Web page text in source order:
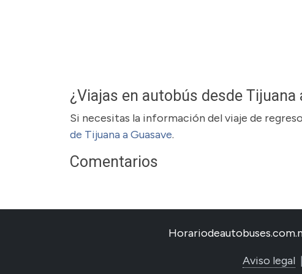
¿Viajas en autobús desde Tijuana
Si necesitas la información del viaje de
de Tijuana a Guasave.
Comentarios
Aviso legal |